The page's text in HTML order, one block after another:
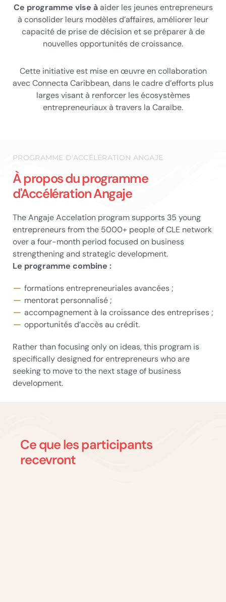
Ce programme vise àaider les jeunes entrepreneurs
à consolider leurs modèles d’affaires, améliorer leur
capacité de prise de décision et se préparer à de
nouvelles opportunités de croissance.
Cette initiative est mise en œuvre en collaboration
avec Connecta Caribbean, dans le cadre d’efforts plus
larges visant à renforcer les écosystèmes
entrepreneuriaux à travers la Caraïbe.
PROGRAMME D'ACCÉLÉRATION ANGAJE
À propos du programme
d'Accélération Angaje
The Angaje Accelation program supports 35 young
entrepreneurs from the 5000+ people of CLE network
over a four-month period focused on business
strengthening and strategic development.
Le programme combine :
formations entrepreneuriales avancées ;
mentorat personnalisé ;
accompagnement à la croissance des entreprises ;
opportunités d’accès au crédit.
Rather than focusing only on ideas, this program is
specifically designed for entrepreneurs who are
seeking to move to the next stage of business
development.
Ce que les participants
recevront